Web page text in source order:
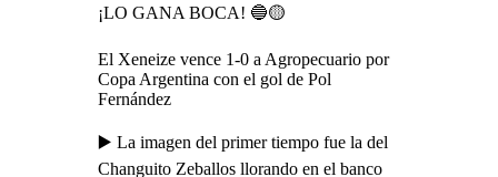
¡LO GANA BOCA! 🔵🟡
El Xeneize vence 1-0 a Agropecuario por
Copa Argentina con el gol de Pol
Fernández
▶️ La imagen del primer tiempo fue la del
Changuito Zeballos llorando en el banco